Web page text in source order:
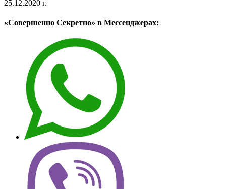
25.12.2020 г.
«Совершенно Секретно» в Мессенджерах: